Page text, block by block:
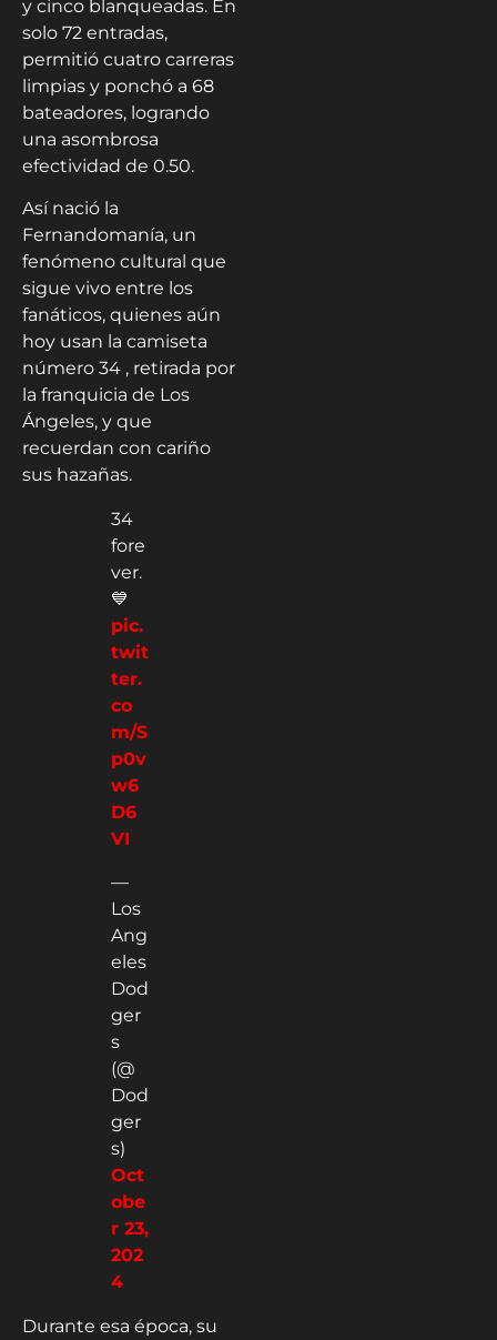
y cinco blanqueadas. En
solo 72 entradas,
permitió cuatro carreras
limpias y ponchó a 68
bateadores, logrando
una asombrosa
efectividad de 0.50.
Así nació la
Fernandomanía, un
fenómeno cultural que
sigue vivo entre los
fanáticos, quienes aún
hoy usan la camiseta
número 34 , retirada por
la franquicia de Los
Ángeles, y que
recuerdan con cariño
sus hazañas.
34
fore
ver.
💙
pic.
twit
ter.
co
m/S
p0v
w6
D6
VI
—
Los
Ang
eles
Dod
ger
s
(@
Dod
ger
s)
Oct
obe
r 23,
202
4
Durante esa época, su